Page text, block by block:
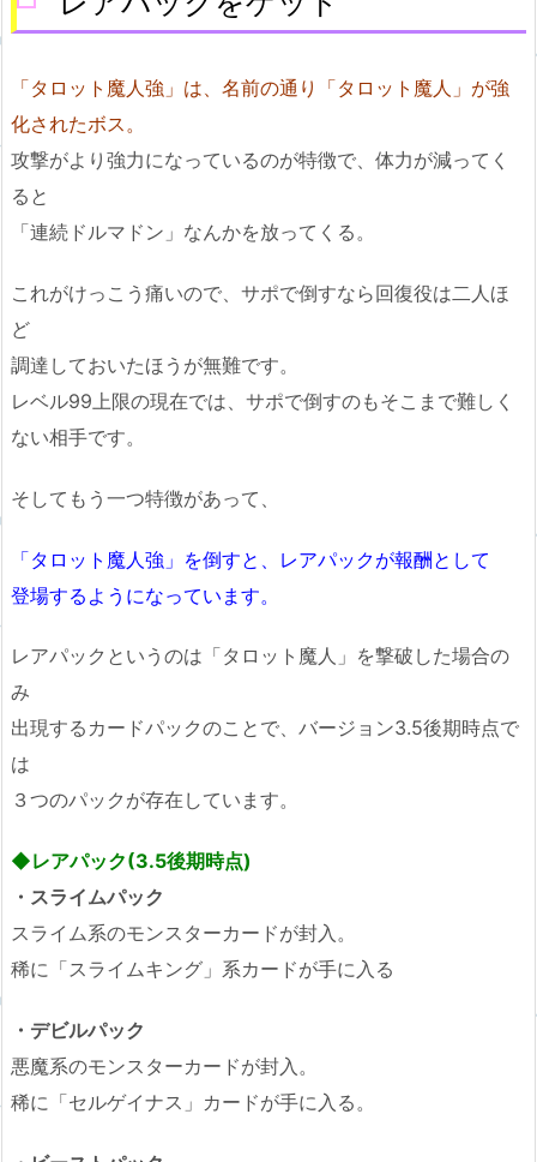
「タロット魔人強」は、名前の通り「タロット魔人」が強
化されたボス。
攻撃がより強力になっているのが特徴で、体力が減ってく
ると
「連続ドルマドン」なんかを放ってくる。
これがけっこう痛いので、サポで倒すなら回復役は二人ほ
ど
調達しておいたほうが無難です。
レベル99上限の現在では、サポで倒すのもそこまで難しく
ない相手です。
そしてもう一つ特徴があって、
「タロット魔人強」を倒すと、レアパックが報酬として
登場するようになっています。
レアパックというのは「タロット魔人」を撃破した場合の
み
出現するカードパックのことで、バージョン3.5後期時点で
は
３つのパックが存在しています。
◆レアパック(3.5後期時点)
・スライムパック
スライム系のモンスターカードが封入。
稀に「スライムキング」系カードが手に入る
・デビルパック
悪魔系のモンスターカードが封入。
稀に「セルゲイナス」カードが手に入る。